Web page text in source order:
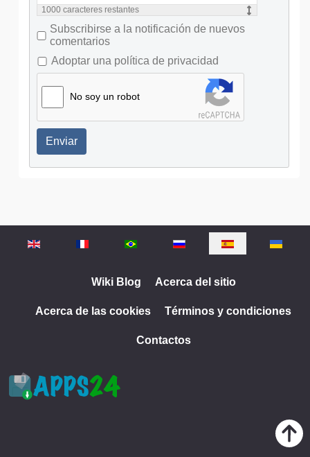
1000 caracteres restantes
Subscribirse a la notificación de nuevos
comentarios
Adoptar una política de privacidad
No soy un robot
Enviar
Seleccione su idioma
Wiki Blog Acerca del sitio
Acerca de las cookies Términos y condiciones
Contactos